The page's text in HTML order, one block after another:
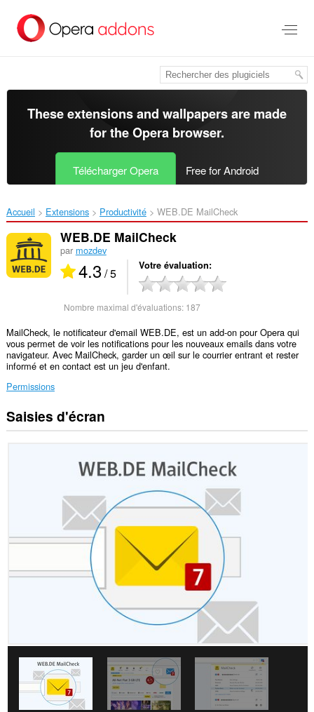
contenu
These extensions and wallpapers are made
for theOpera browser.
Télécharger Opera Free for Android
Accueil Extensions Productivité WEB.DE MailCheck‎
WEB.DE MailCheck
par mozdev
4.3 / 5 Votre évaluation
Nombre maximal d'évaluations: 187
MailCheck, le notificateur d'email WEB.DE, est un add-on pour Opera qui
vous permet de voir les notifications pour les nouveaux emails dans votre
navigateur. Avec MailCheck, garder un œil sur le courrier entrant et rester
informé et en contact est un jeu d'enfant.
Permissions
Cette
extension
Cette
accéder
extension
extensions.
Saisies d'écran